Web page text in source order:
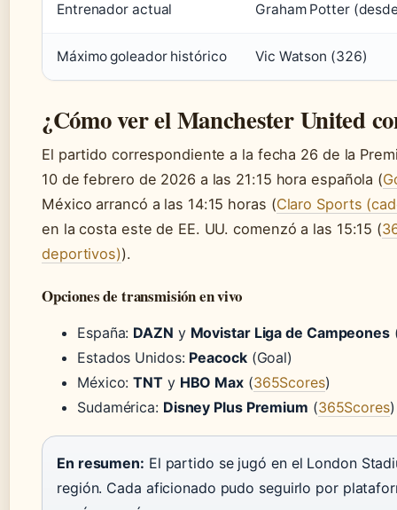
Entrenador actual Graham Potter
Máximo goleador histórico Vic Watson (326)
¿Cómo ver el Manchester United
El partido correspondiente a la fecha 26 de la
10 de febrero de 2026 a las 21:15 hora española (
México arrancó a las 14:15 horas (Claro Sports
en la costa este de EE. UU. comenzó a las 15:15 (
deportivos)).
Opciones de transmisión en vivo
España: DAZN y Movistar Liga de Campeones
Estados Unidos: Peacock(Goal)
México:TNTy HBO Max(365Scores)
Sudamérica: Disney Plus Premium (365Scores)
En resumen: El partido se jugó en el London
región. Cada aficionado pudo seguirlo por